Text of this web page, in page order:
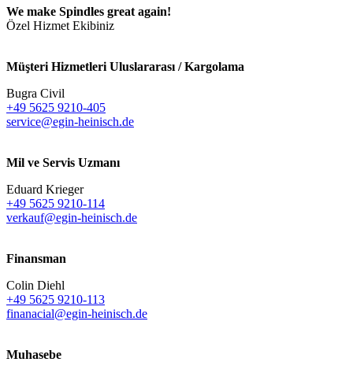
We make Spindles great again!
Özel Hizmet Ekibiniz
Müşteri Hizmetleri Uluslararası / Kargolama
Bugra Civil
+49 5625 9210-405
service@egin-heinisch.de
Mil ve Servis Uzmanı
Eduard Krieger
+49 5625 9210-114
verkauf@egin-heinisch.de
Finansman
Colin Diehl
+49 5625 9210-113
finanacial@egin-heinisch.de
Muhasebe